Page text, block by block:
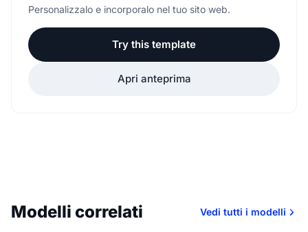
Personalizzalo e incorporalo nel tuo sito web.
Try this template
Apri anteprima
Modelli correlati Vedi tutti i modelli